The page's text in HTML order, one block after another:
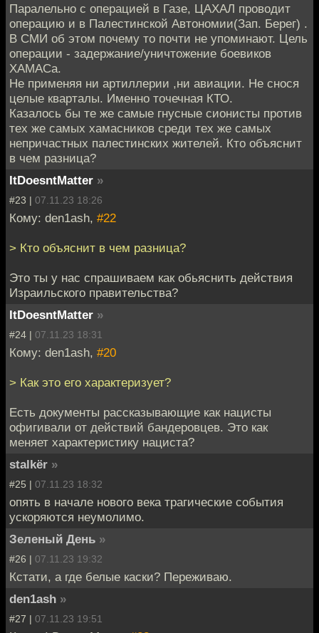
Паралельно с операцией в Газе, ЦАХАЛ проводит
операцию и в Палестинской Автономии(Зап. Берег) .
В СМИ об этом почему то почти не упоминают. Цель
операции - задержание/уничтожение боевиков
ХАМАСа.
Не применяя ни артиллерии ,ни авиации. Не снося
целые кварталы. Именно точечная КТО.
Казалось бы те же самые гнусные сионисты против
тех же самых хамасников среди тех же самых
непричастных палестинских жителей. Кто объяснит
в чем разница?
ItDoesntMatter »
#23 | 07.11.23 18:26
Кому: den1ash, #22
> Кто объяснит в чем разница?
Это ты у нас спрашиваем как обьяснить действия
Израильского правительства?
ItDoesntMatter »
#24 | 07.11.23 18:31
Кому: den1ash, #20
> Как это его характеризует?
Есть документы рассказывающие как нацисты
офигивали от действий бандеровцев. Это как
меняет характеристику нациста?
stalkёr »
#25 | 07.11.23 18:32
опять в начале нового века трагические события
ускоряются неумолимо.
Зеленый День »
#26 | 07.11.23 19:32
Кстати, а где белые каски? Переживаю.
den1ash »
#27 | 07.11.23 19:51